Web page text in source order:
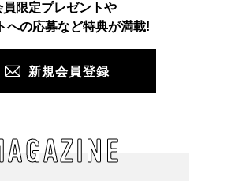
員限定プレゼントや
への応募など特典が満載!
新規会員登録